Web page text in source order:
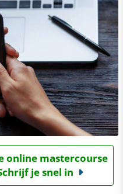
online mastercourse
je snel in